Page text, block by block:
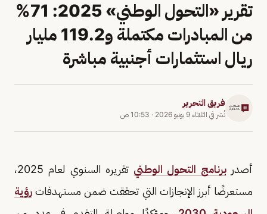
تقرير «التحول الوطني» 2025: 71%
من المبادرات مكتملة و119.2 مليار
ريال استثمارات أجنبية مباشرة
فريق التحرير
نُشر في الثلاثاء 9 يونيو 2026 · 10:53 ص
أصدربرنامج التحول الوطني
تقريره السنوي لعام 2025،
مستعرضًا أبرز الإنجازات التي تحققت ضمن مستهدفات رؤية